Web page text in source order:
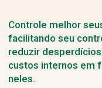
Controle melhor
facilitando seu
reduzir
custos internos em
neles.